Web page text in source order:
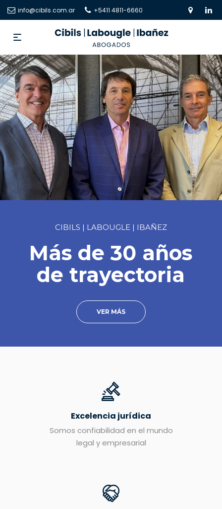
info@cibils.com.ar +5411 4811-6660
VER MÁS
CIBILS | LABOUGLE | IBAÑEZ
Más de 30 años
de trayectoria
Excelencia jurídica
Somos confiabilidad en el mundo
legal y empresarial